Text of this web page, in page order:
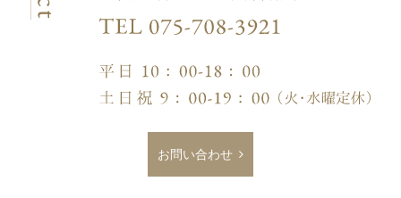
お問い合わせ